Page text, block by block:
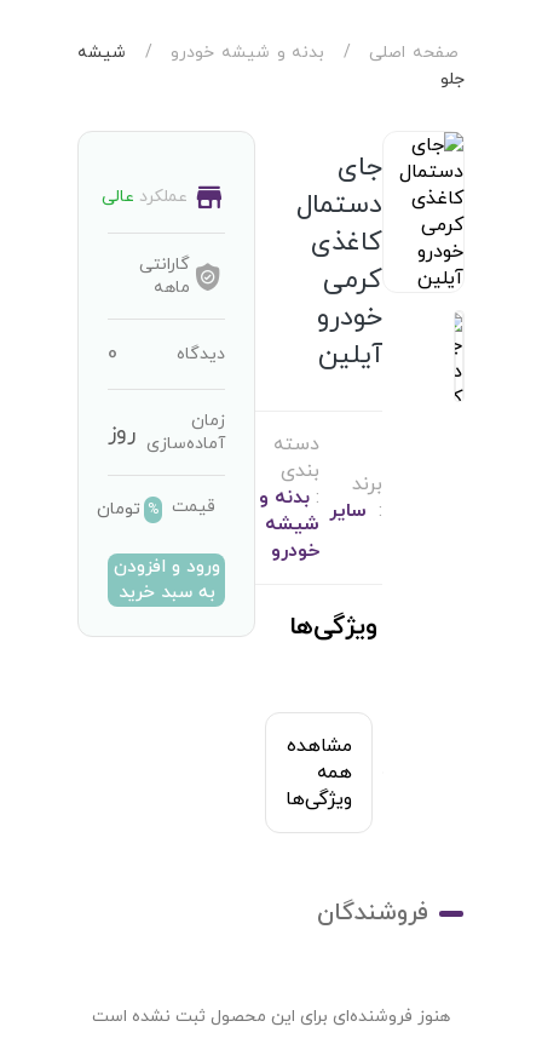
صفحه اصلی / بدنه و شیشه خودرو /
شیشه
جلو
جای
دستمال
کاغذی
کرمی
خودرو
آیلین
برند
: سایر
دسته
بندی
: بدنه و
شیشه
خودرو
ویژگی‌ها
مشاهده
همه
ویژگی‌ها
عملکرد عالی
گارانتی
ماهه
دیدگاه 0
زمان
آماده‌سازی روز
قیمت % تومان
ورود و افزودن
به سبد خرید
فروشندگان
هنوز فروشنده‌ای برای این محصول ثبت نشده است